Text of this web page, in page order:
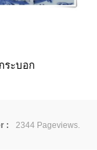
ระบอก
:
2344 Pageviews.